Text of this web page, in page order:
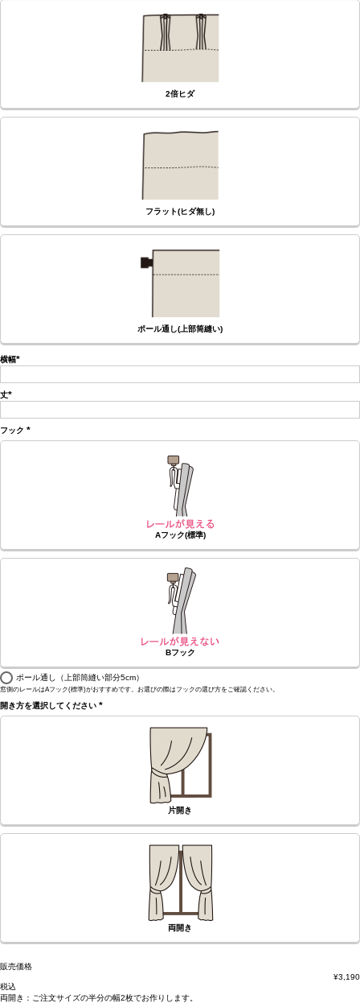
2倍ヒダ
フラット(ヒダ無し)
ポール通し(上部筒縫い)
横幅
須)
丈
須)
フック
(必
Aフック(標準)
Bフック
ポール通し（上部筒縫い部分5cm）
窓側のレールはAフック(標準)がおすすめです。お選びの際はフックの選び方をご確認ください。
開き方を選択してください
(必
片開き
両開き
販売価格
¥3,190
税込
両開き： ご注文サイズの半分の幅2枚でお作りします。